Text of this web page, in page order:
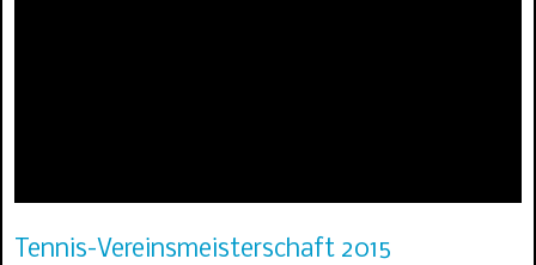
Tennis-Vereinsmeisterschaft 2015